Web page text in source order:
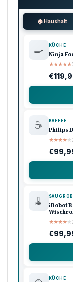
🏠 Haushalt
🍳 KÜCHE
Ninja
★★★★★
☕ KAFFEE
Philips
★★★★★
🧹
iRobot
★★★★★
KÜCHE